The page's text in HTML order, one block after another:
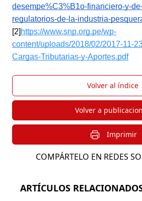
desempe%C3%B1o-financiero-y-
regulatorios-de-la-industria-
[2] https://www.snp.org.pe/wp-
content/uploads/2018/02/2017-11-
Cargas-Tributarias-y-Aportes.pdf
Volver al índice
Volver a
Imprimir
COMPÁRTELO EN REDES
ARTÍCULOS